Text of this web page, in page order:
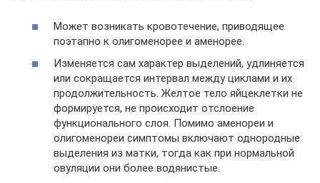
Может возникать кровотечение, приводящее
поэтапно к олигоменорее и аменорее.
Изменяется сам характер выделений, удлиняется
или сокращается интервал между циклами и их
продолжительность. Желтое тело яйцеклетки не
формируется, не происходит отслоение
функционального слоя. Помимо аменореи и
олигоменореи симптомы включают однородные
выделения из матки, тогда как при нормальной
овуляции они более водянистые.